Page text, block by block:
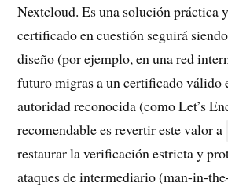
Nextcloud. Es una solución práctica
certificado en cuestión seguirá
diseño (por ejemplo, en una red
futuro migras a un certificado válido
autoridad reconocida (como Let’s
recomendable es revertir este valor a
restaurar la verificación estricta y
ataques de intermediario (man-in-